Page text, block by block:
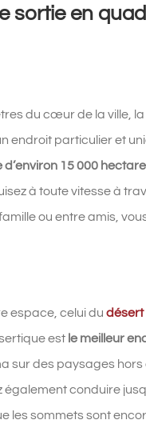
sortie en
du cœur de la ville,
endroit particulier et
15 000
à toute vitesse à
ou entre amis,
espace, celui du désert
est le meilleur
des paysages hors
conduire
les sommets sont